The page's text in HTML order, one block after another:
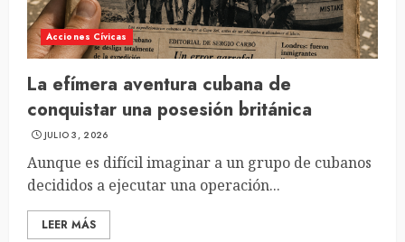
Acciones Cívicas
La efímera aventura cubana de
conquistar una posesión británica
JULIO 3, 2026
Aunque es difícil imaginar a un grupo de cubanos
decididos a ejecutar una operación...
LEER MÁS